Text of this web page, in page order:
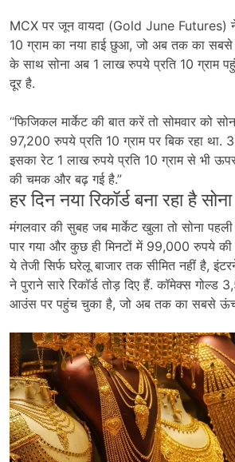
MCX पर जून वायदा (Gold June Futures)
10 ग्राम का नया हाई छुआ, जो अब तक का
के साथ सोना अब 1 लाख रुपये प्रति 10 ग्राम
दूर है.
“फिजिकल मार्केट की बात करें तो सोमवार को
97,200 रुपये प्रति 10 ग्राम पर बिक रहा था.
इसका रेट 1 लाख रुपये प्रति 10 ग्राम से भी
की चमक और बढ़ गई है.”
हर दिन नया रिकॉर्ड बना रहा है सोना
मंगलवार की सुबह जब मार्केट खुला तो सोना
पार गया और कुछ ही मिनटों में 99,000 रुपये की
ये तेजी सिर्फ घरेलू बाजार तक सीमित नहीं है,
ने पुराने सारे रिकॉर्ड तोड़ दिए हैं. कॉमेक्स गोल्ड
आउंस पर पहुंच चुका है, जो अब तक का सबसे